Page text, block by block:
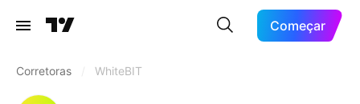
Começar
Corretoras WhiteBIT